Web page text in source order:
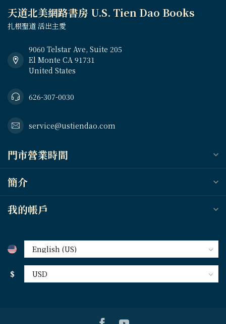
天道北美網路書房 U.S. Tien Dao Books
扎根聖道 活出主愛
9060 Telstar Ave, Suite 205
El Monte CA 91731
United States
626-307-0030
service@ustiendao.com
門市營業時間
簡介
我的帳戶
$